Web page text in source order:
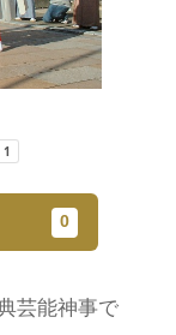
芸能神事で